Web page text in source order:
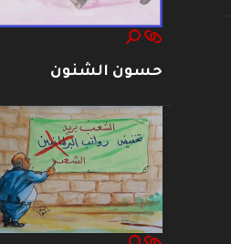
حسون الشنون